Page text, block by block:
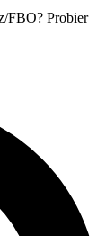
FBO? Probier